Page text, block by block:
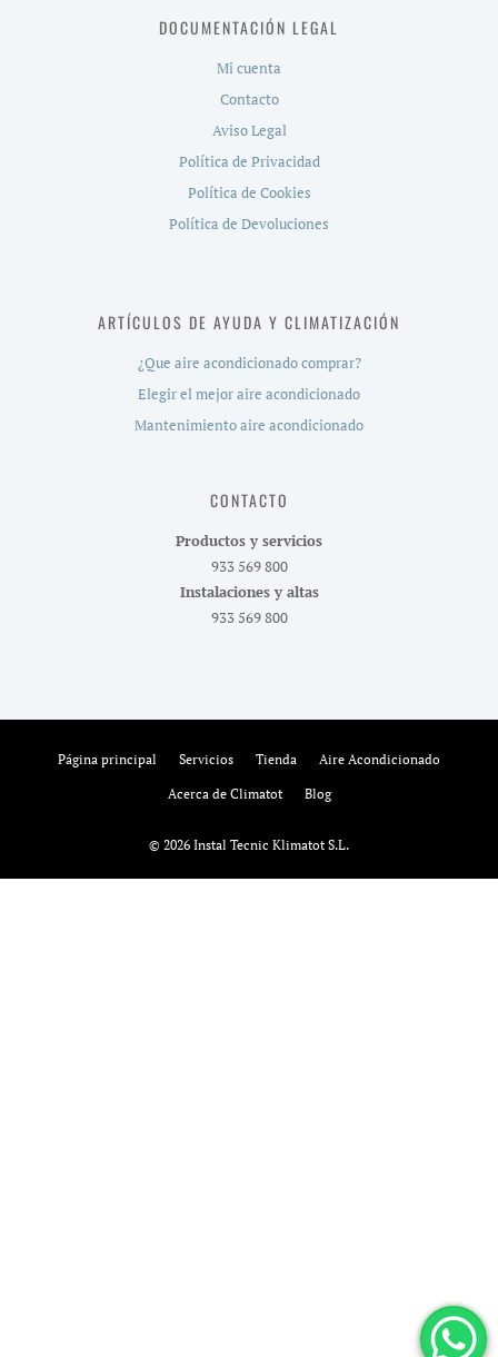
DOCUMENTACIÓN LEGAL
Mi cuenta
Contacto
Aviso Legal
Política de Privacidad
Política de Cookies
Política de Devoluciones
ARTÍCULOS DE AYUDA Y CLIMATIZACIÓN
¿Que aire acondicionado comprar?
Elegir el mejor aire acondicionado
Mantenimiento aire acondicionado
CONTACTO
Productos y servicios
933 569 800
Instalaciones y altas
933 569 800
Página principal Servicios Tienda Aire Acondicionado
Acerca de Climatot Blog
© 2026 Instal Tecnic Klimatot S.L.